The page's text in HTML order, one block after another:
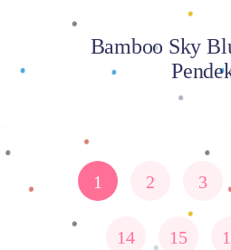
Bamboo Sky
1 2 3
14 15